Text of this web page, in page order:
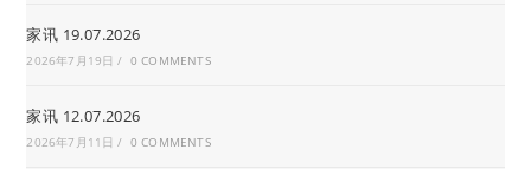
家讯 19.07.2026
2026年7月19日 / 0 COMMENTS
家讯 12.07.2026
2026年7月11日 / 0 COMMENTS